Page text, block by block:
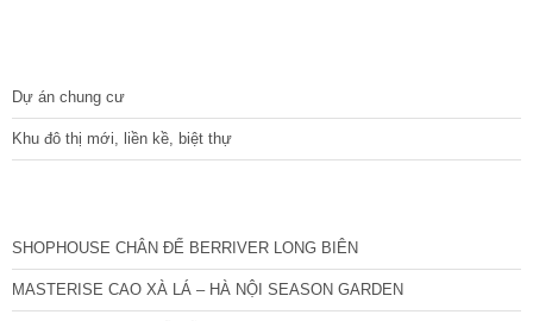
Dự án chung cư
Khu đô thị mới, liền kề, biệt thự
SHOPHOUSE CHÂN ĐẾ BERRIVER LONG BIÊN
MASTERISE CAO XÀ LÁ – HÀ NỘI SEASON GARDEN